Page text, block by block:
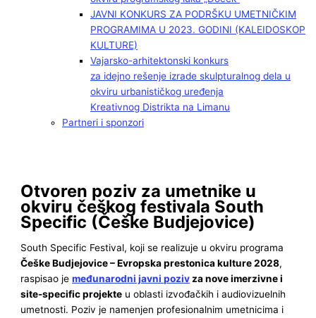
JAVNI KONKURS ZA PODRŠKU UMETNIČKIM
PROGRAMIMA U 2023. GODINI (KALEIDOSKOP
KULTURE)
Vajarsko-arhitektonski konkurs
za idejno rešenje izrade skulpturalnog dela u
okviru urbanističkog uređenja
Kreativnog Distrikta na Limanu
Partneri i sponzori
Otvoren poziv za umetnike u
okviru češkog festivala South
Specific (Češke Budjejovice)
South Specific Festival, koji se realizuje u okviru programa
Češke Budjejovice – Evropska prestonica kulture 2028,
raspisao jemeđunarodni javni poziv za nove imerzivne i
site-specific projekte u oblasti izvođačkih i audiovizuelnih
umetnosti. Poziv je namenjen profesionalnim umetnicima i